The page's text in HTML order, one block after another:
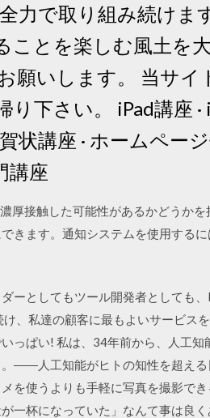
力で取り組み続けま
とを楽しむ風土を
願いします。 当サイ
下さい。 iPad講座 ·
状講座 · ホームペー
講座
接触した可能性があるかどうか
きます。通知システムを使用する
ーとしてもツール開発者としても
、私達の顧客に最もよいサービス
っぱい! 私は、34年前から、人工
――人工知能がヒトの知性を超える
を使うよりも手軽に写真を撮影で
一杯になっていた」なんて事は良く